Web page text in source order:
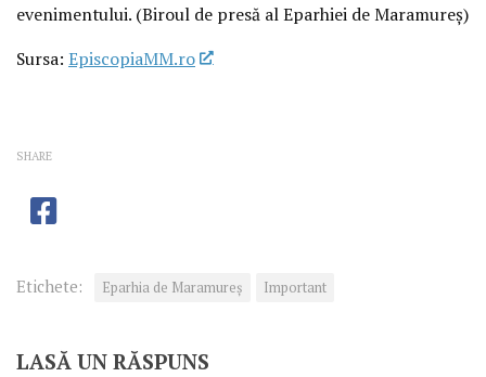
evenimentului. (Biroul de presă al Eparhiei de Maramureș)
Sursa: EpiscopiaMM.ro
SHARE
Etichete: Eparhia de Maramureș Important
LASĂ UN RĂSPUNS